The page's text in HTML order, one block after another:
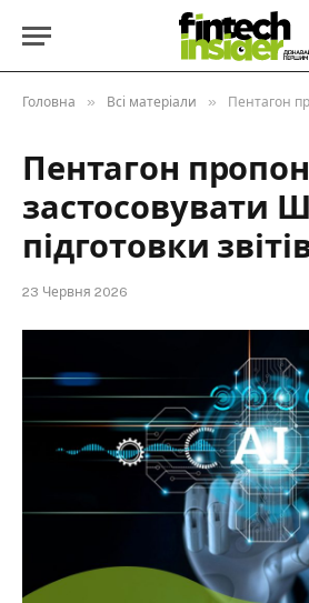
Головна » Всі матеріали » Пентагон пропонує
Пентагон
застосовувати
підготовки
23 Червня 2026